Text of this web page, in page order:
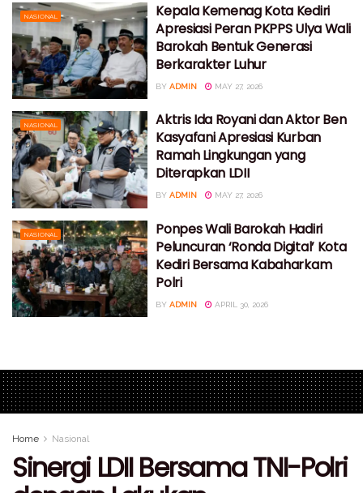
NASIONAL
Kepala Kemenag Kota Kediri
Apresiasi Peran PKPPS Ulya Wali
Barokah Bentuk Generasi
Berkarakter Luhur
BY ADMIN MAY 27, 2026
NASIONAL
Aktris Ida Royani dan Aktor Ben
Kasyafani Apresiasi Kurban
Ramah Lingkungan yang
Diterapkan LDII
BY ADMIN MAY 27, 2026
NASIONAL
Ponpes Wali Barokah Hadiri
Peluncuran ‘Ronda Digital’ Kota
Kediri Bersama Kabaharkam
Polri
BY ADMIN APRIL 30, 2026
Home Nasional
Sinergi LDII Bersama TNI-Polri